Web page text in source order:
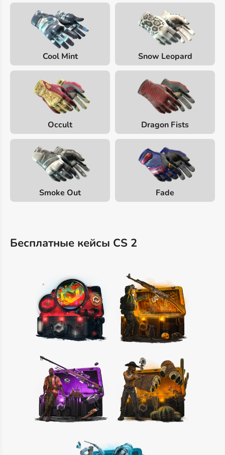
Cool Mint Snow Leopard
Occult Dragon Fists
Smoke Out Fade
Бесплатные кейсы CS 2